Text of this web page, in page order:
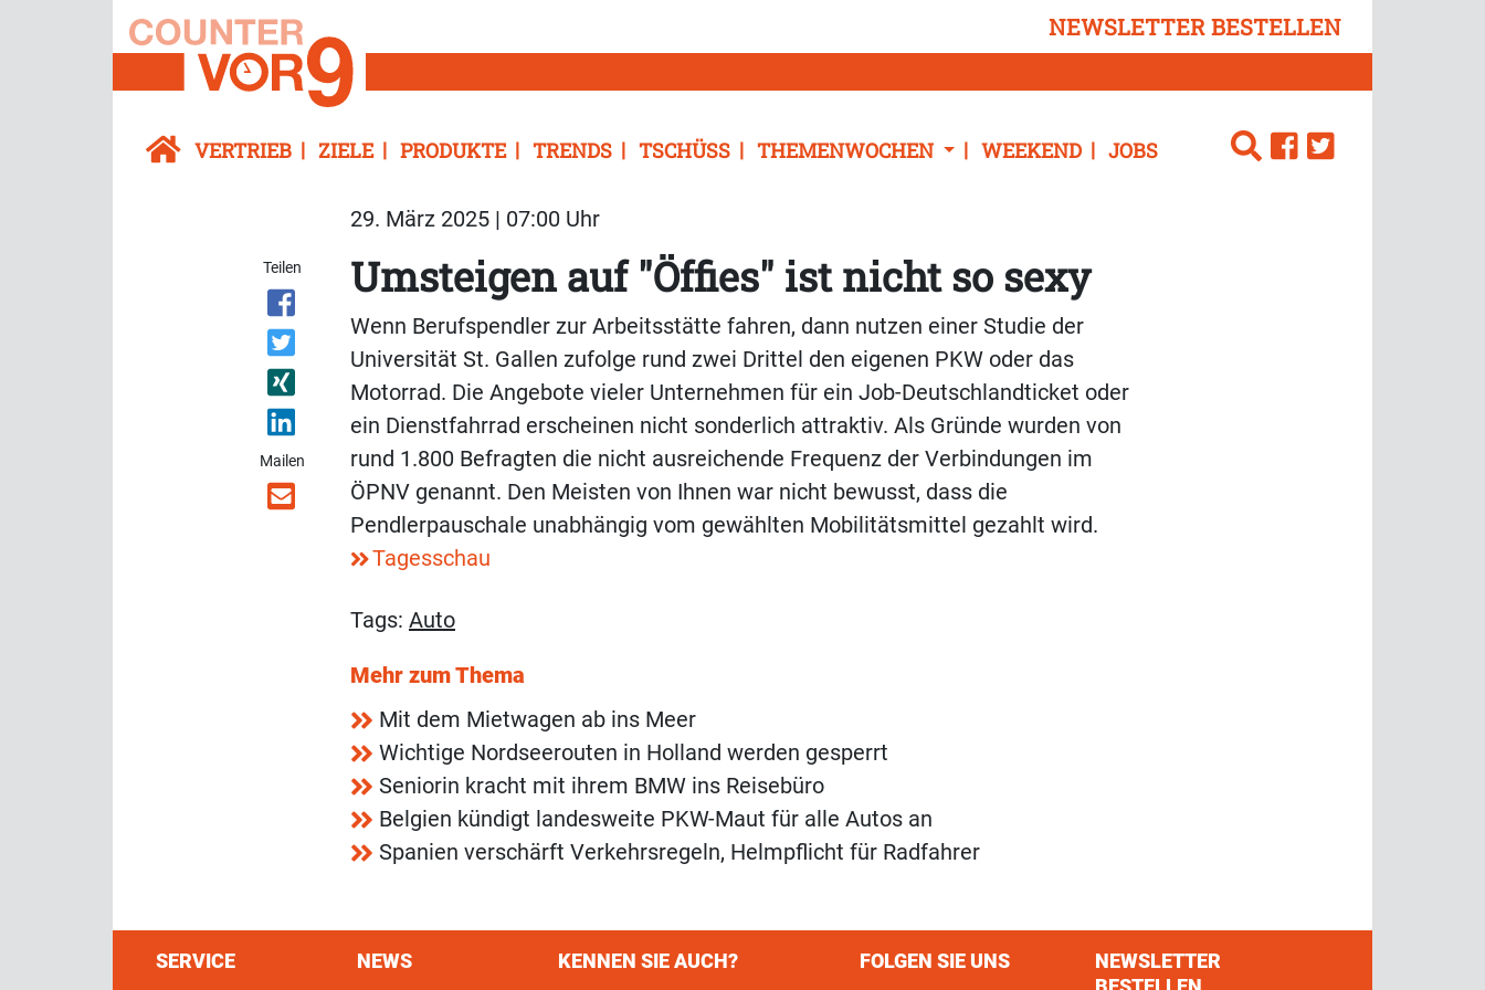
NEWSLETTER BESTELLEN
VERTRIEB ZIELE PRODUKTE TRENDS TSCHÜSS THEMENWOCHEN WEEKEND JOBS
29. März 2025 | 07:00 Uhr
Teilen
Mailen
Umsteigen auf "Öffies" ist nicht so sexy
Wenn Berufspendler zur Arbeitsstätte fahren, dann nutzen einer Studie der
Universität St. Gallen zufolge rund zwei Drittel den eigenen PKW oder das
Motorrad. Die Angebote vieler Unternehmen für ein Job-Deutschlandticket oder
ein Dienstfahrrad erscheinen nicht sonderlich attraktiv. Als Gründe wurden von
rund 1.800 Befragten die nicht ausreichende Frequenz der Verbindungen im
ÖPNV genannt. Den Meisten von Ihnen war nicht bewusst, dass die
Pendlerpauschale unabhängig vom gewählten Mobilitätsmittel gezahlt wird.
Tagesschau
Tags: Auto
Mehr zum Thema
Mit dem Mietwagen ab ins Meer
Wichtige Nordseerouten in Holland werden gesperrt
Seniorin kracht mit ihrem BMW ins Reisebüro
Belgien kündigt landesweite PKW-Maut für alle Autos an
Spanien verschärft Verkehrsregeln, Helmpflicht für Radfahrer
SERVICE NEWS KENNEN SIE AUCH? FOLGEN SIE UNS
NEWSLETTER